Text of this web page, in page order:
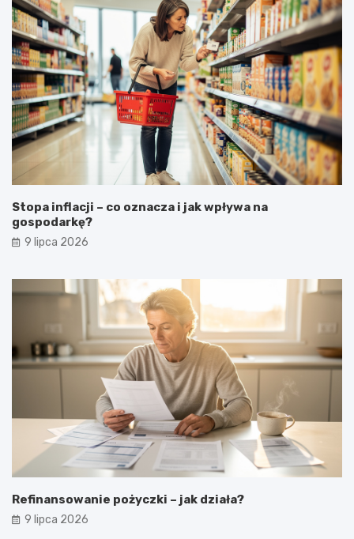
Stopa inflacji – co oznacza i jak wpływa na
gospodarkę?
9 lipca 2026
Refinansowanie pożyczki – jak działa?
9 lipca 2026